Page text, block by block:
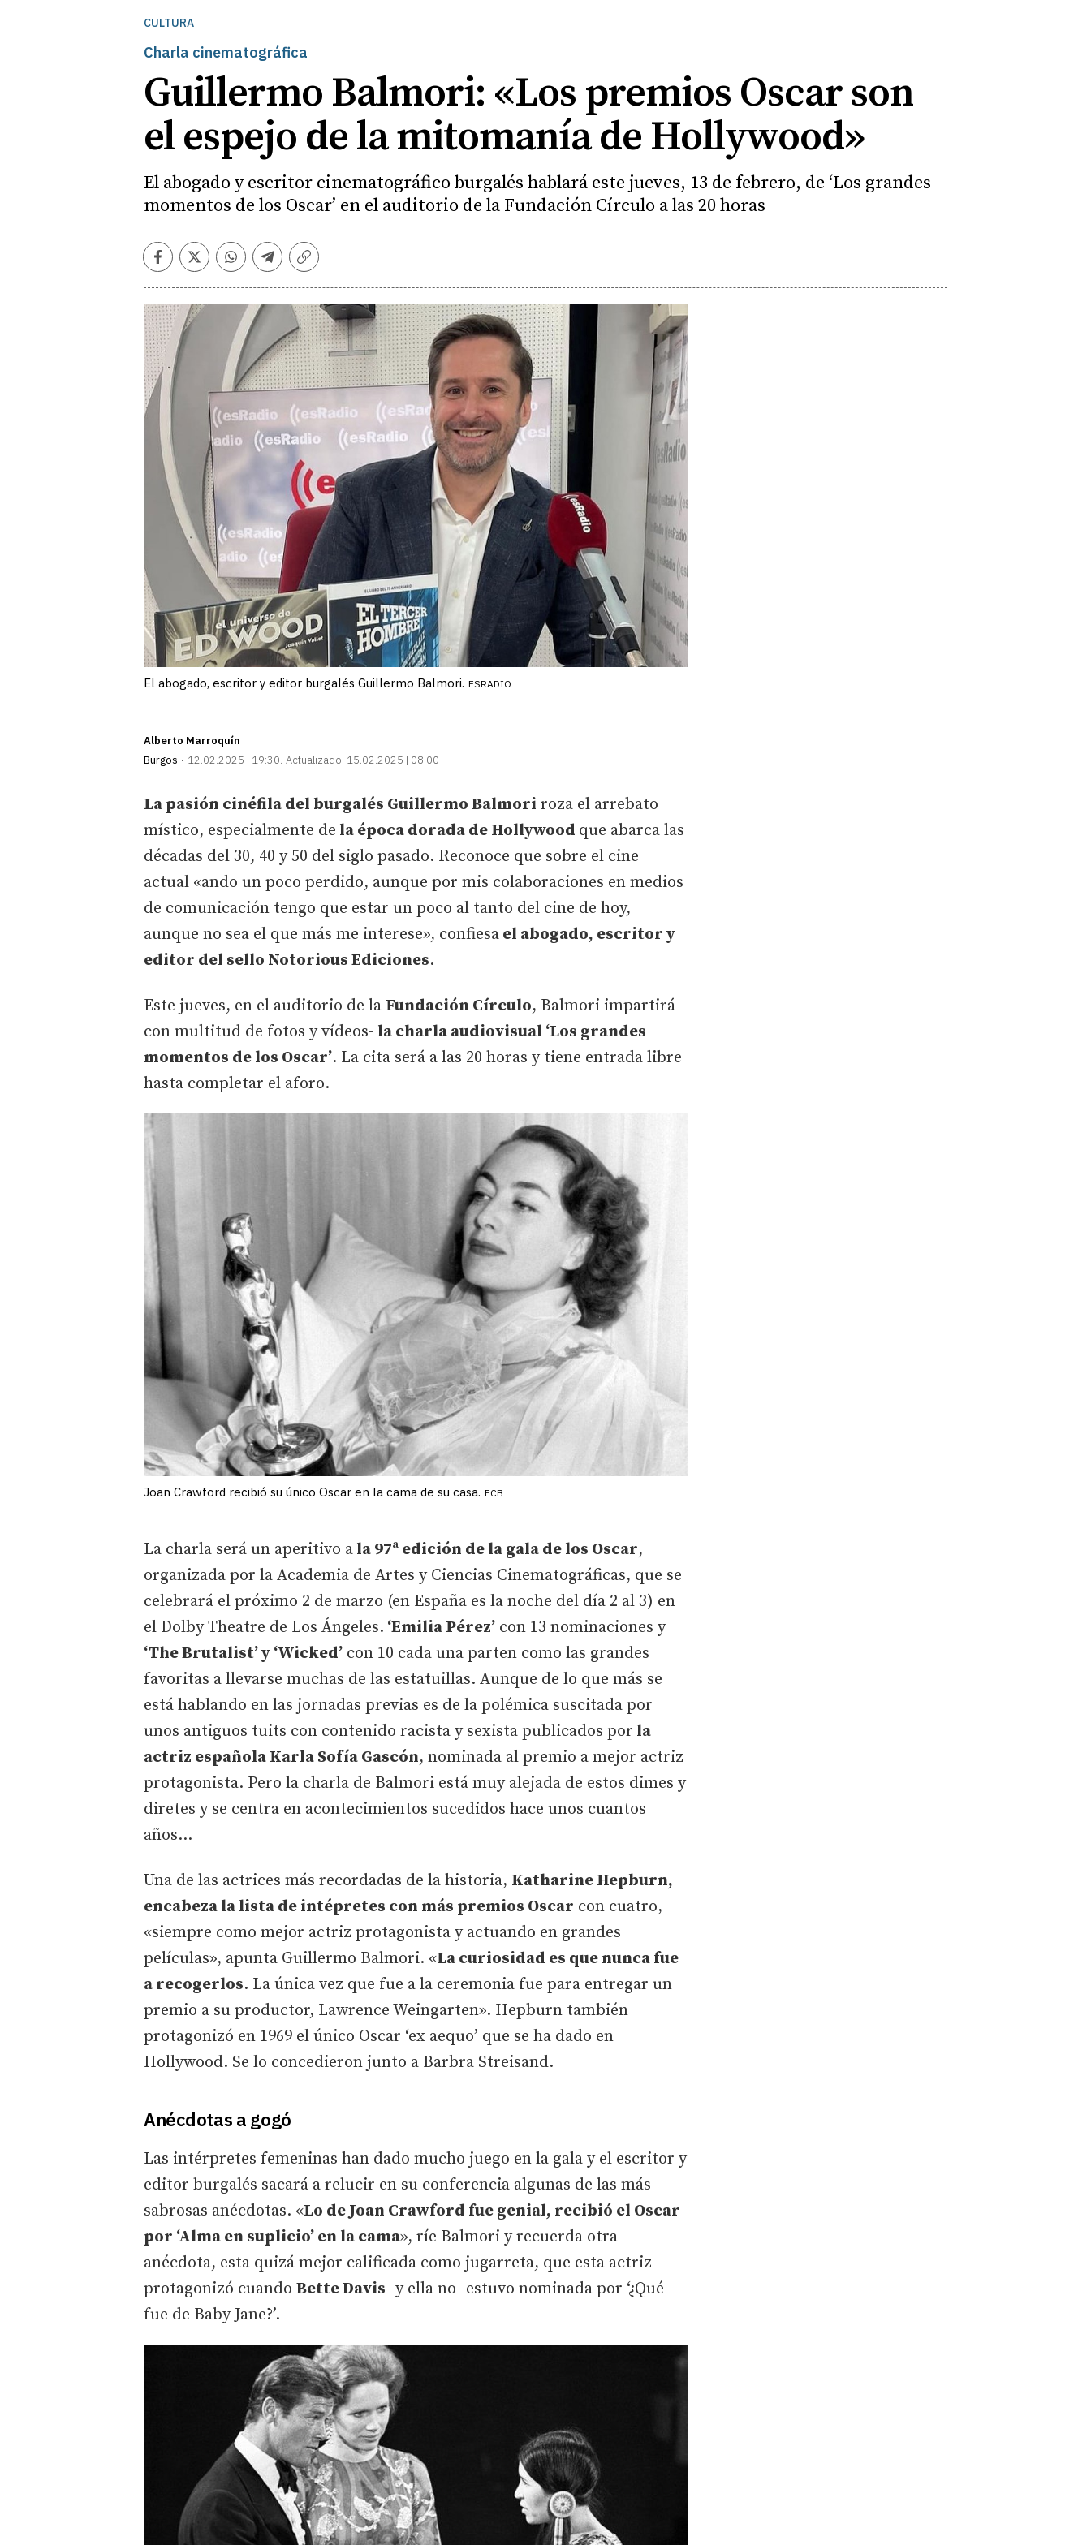
CULTURA
Charla cinematográfica
Guillermo Balmori: «Los premios Oscar son
el espejo de la mitomanía de Hollywood»
El abogado y escritor cinematográfico burgalés hablará este jueves, 13 de febrero, de ‘Los grandes
momentos de los Oscar’ en el auditorio de la Fundación Círculo a las 20 horas
Facebook
TwitterWhatsapp
Telegram
Copiar
El abogado, escritor y editor burgalés Guillermo Balmori. ESRADIO
Alberto Marroquín
Burgos
12.02.2025 | 19:30 Actualizado: 15.02.2025 | 08:00
La pasión cinéfila del burgalés Guillermo Balmori roza el arrebato
místico, especialmente de la época dorada de Hollywood que abarca las
décadas del 30, 40 y 50 del siglo pasado. Reconoce que sobre el cine
actual «ando un poco perdido, aunque por mis colaboraciones en medios
de comunicación tengo que estar un poco al tanto del cine de hoy,
aunque no sea el que más me interese», confiesa el abogado, escritor y
editor del sello Notorious Ediciones.
Este jueves, en el auditorio de la Fundación Círculo, Balmori impartirá -
con multitud de fotos y vídeos- la charla audiovisual ‘Los grandes
momentos de los Oscar’. La cita será a las 20 horas y tiene entrada libre
hasta completar el aforo.
Joan Crawford recibió su único Oscar en la cama de su casa. ECB
La charla será un aperitivo a la 97ª edición de la gala de los Oscar,
organizada por la Academia de Artes y Ciencias Cinematográficas, que se
celebrará el próximo 2 de marzo (en España es la noche del día 2 al 3) en
el Dolby Theatre de Los Ángeles. ‘Emilia Pérez’ con 13 nominaciones y
‘The Brutalist’ y ‘Wicked’ con 10 cada una parten como las grandes
favoritas a llevarse muchas de las estatuillas. Aunque de lo que más se
está hablando en las jornadas previas es de la polémica suscitada por
unos antiguos tuits con contenido racista y sexista publicados por la
actriz española Karla Sofía Gascón, nominada al premio a mejor actriz
protagonista. Pero la charla de Balmori está muy alejada de estos dimes y
diretes y se centra en acontecimientos sucedidos hace unos cuantos
años...
Una de las actrices más recordadas de la historia, Katharine Hepburn,
encabeza la lista de intépretes con más premios Oscar con cuatro,
«siempre como mejor actriz protagonista y actuando en grandes
películas», apunta Guillermo Balmori. «La curiosidad es que nunca fue
a recogerlos. La única vez que fue a la ceremonia fue para entregar un
premio a su productor, Lawrence Weingarten». Hepburn también
protagonizó en 1969 el único Oscar ‘ex aequo’ que se ha dado en
Hollywood. Se lo concedieron junto a Barbra Streisand.
Anécdotas a gogó
Las intérpretes femeninas han dado mucho juego en la gala y el escritor y
editor burgalés sacará a relucir en su conferencia algunas de las más
sabrosas anécdotas. «Lo de Joan Crawford fue genial, recibió el Oscar
por ‘Alma en suplicio’ en la cama», ríe Balmori y recuerda otra
anécdota, esta quizá mejor calificada como jugarreta, que esta actriz
protagonizó cuando Bette Davis -y ella no- estuvo nominada por ‘¿Qué
fue de Baby Jane?’.